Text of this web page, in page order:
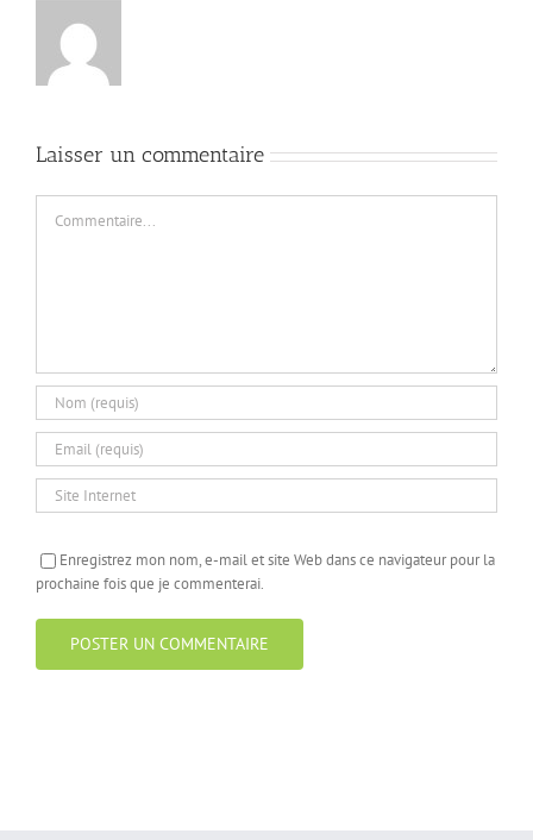
Laisser un commentaire
Enregistrez mon nom, e-mail et site Web dans ce navigateur pour la
prochaine fois que je commenterai.